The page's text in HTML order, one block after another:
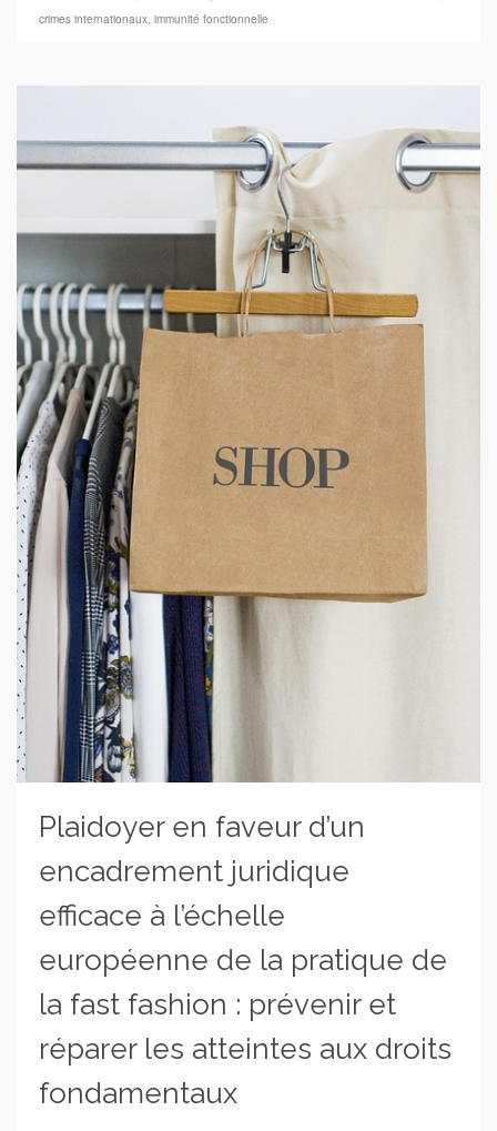
crimes internationaux, immunité fonctionnelle
Plaidoyer en faveur d’un
encadrement juridique
efficace à l’échelle
européenne de la pratique de
la fast fashion : prévenir et
réparer les atteintes aux droits
fondamentaux